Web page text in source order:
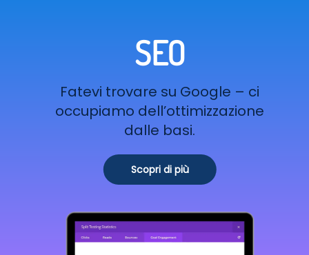
SEO
Fatevi trovare su Google – ci
occupiamo dell’ottimizzazione
dalle basi.
Scopri di più